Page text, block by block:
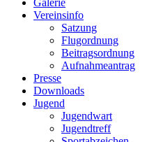
Galerie
Vereinsinfo
Satzung
Flugordnung
Beitragsordnung
Aufnahmeantrag
Presse
Downloads
Jugend
Jugendwart
Jugendtreff